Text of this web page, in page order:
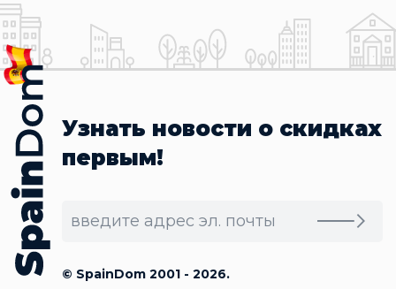
Узнать новости о скидках
первым!
© SpainDom 2001 - 2026.